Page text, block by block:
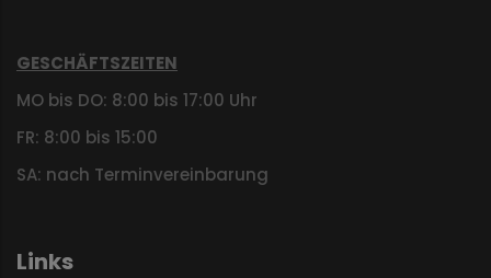
GESCHÄFTSZEITEN
MO bis DO: 8:00 bis 17:00 Uhr
FR: 8:00 bis 15:00
SA: nach Terminvereinbarung
Links